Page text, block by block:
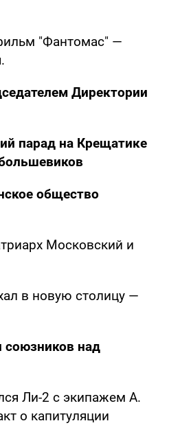
"Фантомас" —
Директории
парад на Крещатике
общество
Московский и
в новую столицу —
над
Ли-2 с экипажем А.
о капитуляции